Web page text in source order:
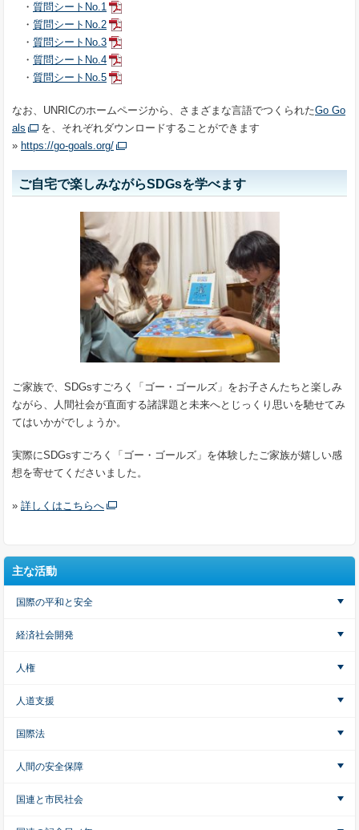
・ 質問シートNo.1
・ 質問シートNo.2
・ 質問シートNo.3
・ 質問シートNo.4
・ 質問シートNo.5
なお、UNRICのホームページから、さまざまな言語でつくられたGo Go
als
を、それぞれダウンロードすることができます
» https://go-goals.org/
ご自宅で楽しみながらSDGsを学べます
ご家族で、SDGsすごろく「ゴー・ゴールズ」をお子さんたちと楽しみ
ながら、人間社会が直面する諸課題と未来へとじっくり思いを馳せてみ
てはいかがでしょうか。
実際にSDGsすごろく「ゴー・ゴールズ」を体験したご家族が嬉しい感
想を寄せてくださいました。
» 詳しくはこちらへ
主な活動
国際の平和と安全
経済社会開発
人権
人道支援
国際法
人間の安全保障
国連と市民社会